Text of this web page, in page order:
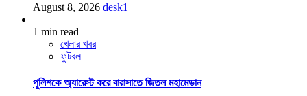
August 8, 2026 desk1
1 min read
খেলার খবর
ফুটবল
পুলিশকে অ্যারেস্ট করে বারাসাতে জিতল মহামেডান